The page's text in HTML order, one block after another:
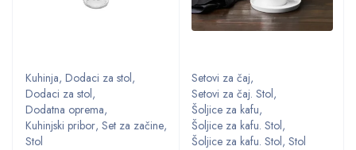
Kuhinja, Dodaci za stol,
Dodaci za stol,
Dodatna oprema,
Kuhinjski pribor, Set za začine,
Stol
Setovi za čaj,
Setovi za čaj. Stol,
Šoljice za kafu,
Šoljice za kafu. Stol,
Šoljice za kafu. Stol, Stol